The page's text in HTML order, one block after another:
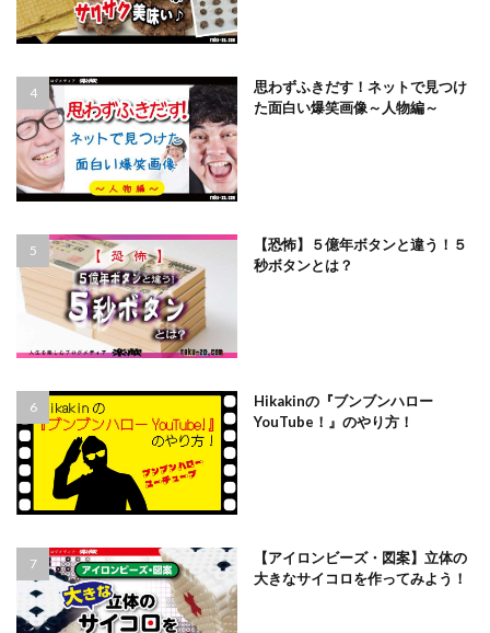
思わずふきだす！ネットで見つけ
た面白い爆笑画像～人物編～
【恐怖】５億年ボタンと違う！５
秒ボタンとは？
Hikakinの『ブンブンハロー
YouTube！』のやり方！
【アイロンビーズ・図案】立体の
大きなサイコロを作ってみよう！